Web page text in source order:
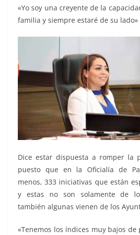
«Yo soy una creyente de la
familia y siempre estaré de su lado»
Dice estar dispuesta a romper la
puesto que en la Oficialía de
menos, 333 iniciativas que están
y estas no son solamente de
también algunas vienen de los
«Tenemos los índices muy bajos